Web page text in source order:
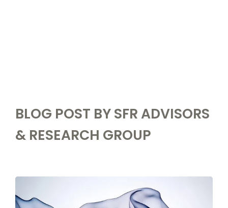
BLOG POST BYSFR ADVISORS
& RESEARCH GROUP